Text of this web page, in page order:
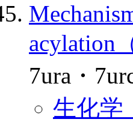
acylation
7ura・
生化学